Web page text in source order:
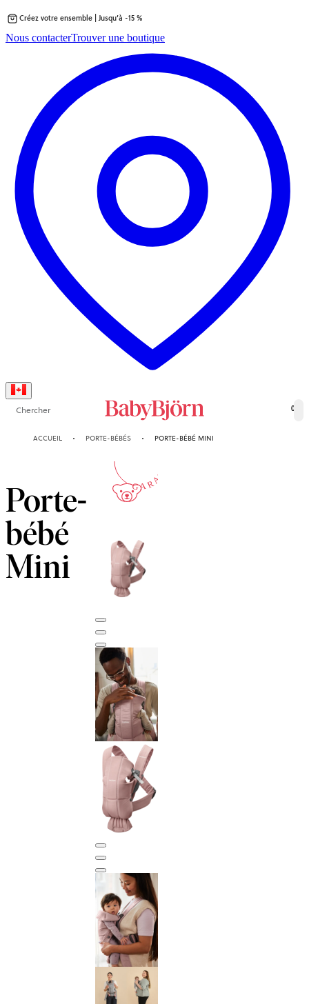
au
Créez votre ensemble | Jusqu’à -15 %
Nous contacterTrouver une boutique
Chercher 0
ACCUEIL PORTE-BÉBÉS PORTE-BÉBÉ MINI
Porte-
bébé
Mini
10-AN
GARANTIE